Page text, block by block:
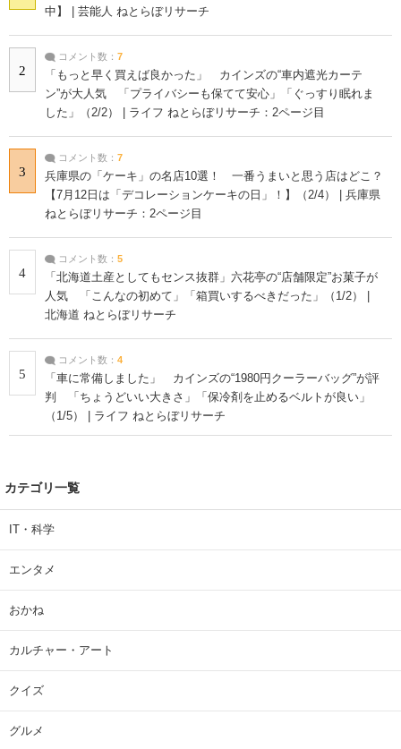
中】 | 芸能人 ねとらぼリサーチ
2
コメント数： 7
「もっと早く買えば良かった」 カインズの“車内遮光カーテ
ン”が大人気 「プライバシーも保てて安心」「ぐっすり眠れま
した」（2/2） | ライフ ねとらぼリサーチ：2ページ目
3
コメント数： 7
兵庫県の「ケーキ」の名店10選！ 一番うまいと思う店はどこ？
【7月12日は「デコレーションケーキの日」！】（2/4） | 兵庫県
ねとらぼリサーチ：2ページ目
4
コメント数： 5
「北海道土産としてもセンス抜群」六花亭の“店舗限定”お菓子が
人気 「こんなの初めて」「箱買いするべきだった」（1/2） |
北海道 ねとらぼリサーチ
5
コメント数： 4
「車に常備しました」 カインズの“1980円クーラーバッグ”が評
判 「ちょうどいい大きさ」「保冷剤を止めるベルトが良い」
（1/5） | ライフ ねとらぼリサーチ
カテゴリ一覧
IT・科学
エンタメ
おかね
カルチャー・アート
クイズ
グルメ